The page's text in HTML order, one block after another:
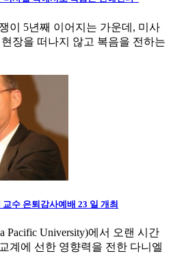
이 5년째 이어지는 가운데, 미사
장을 떠나지 않고 복음을 전하는
수 은퇴감사예배 23 일 개최
Pacific University)에서 오랜 시간
계에 선한 영향력을 전한 다니엘